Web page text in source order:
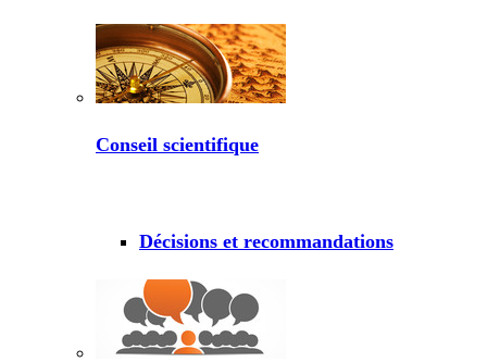
Conseil scientifique
Décisions et recommandations